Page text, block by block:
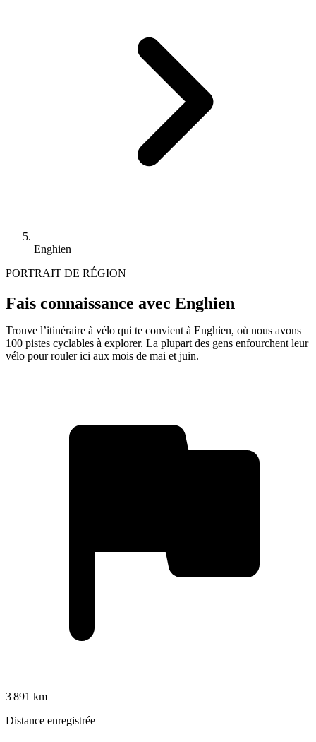
Enghien
PORTRAIT DE RÉGION
Fais connaissance avec Enghien
Trouve l’itinéraire à vélo qui te convient à Enghien, où nous avons
100 pistes cyclables à explorer. La plupart des gens enfourchent leur
vélo pour rouler ici aux mois de mai et juin.
3 891 km
Distance enregistrée